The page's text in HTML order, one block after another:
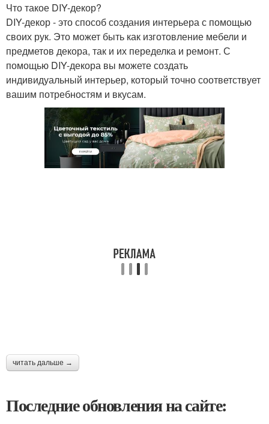
Что такое DIY-декор?
DIY-декор - это способ создания интерьера с помощью
своих рук. Это может быть как изготовление мебели и
предметов декора, так и их переделка и ремонт. С
помощью DIY-декора вы можете создать
индивидуальный интерьер, который точно соответствует
вашим потребностям и вкусам.
читать дальше →
Последние обновления на сайте: